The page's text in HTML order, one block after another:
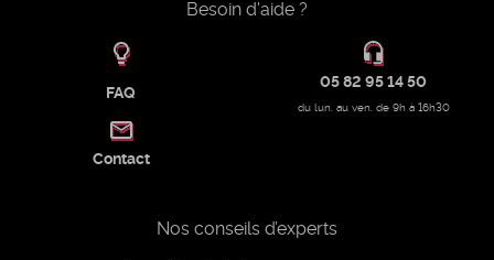
Besoin d'aide ?
FAQ
05 82 95 14 50
du lun. au ven. de 9h à 16h30
Contact
Nos conseils d’experts